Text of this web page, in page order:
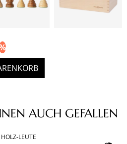
AUCH GEFALLEN
HOLZ-LEUTE